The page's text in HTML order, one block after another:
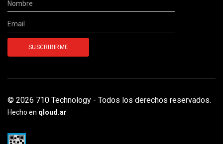
© 2026 710 Technology - Todos los derechos reservados.
Hecho en qloud.ar